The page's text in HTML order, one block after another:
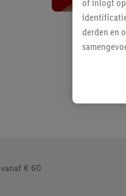
USPs van Lidl.be
€ 60
of inlogt op
derden en
Als u
u
niet te
Onder
Door op